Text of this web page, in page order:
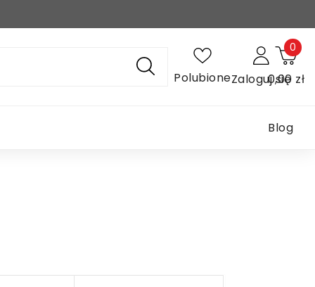
PolubioneZaloguj się
0,00 zł
0
Blog